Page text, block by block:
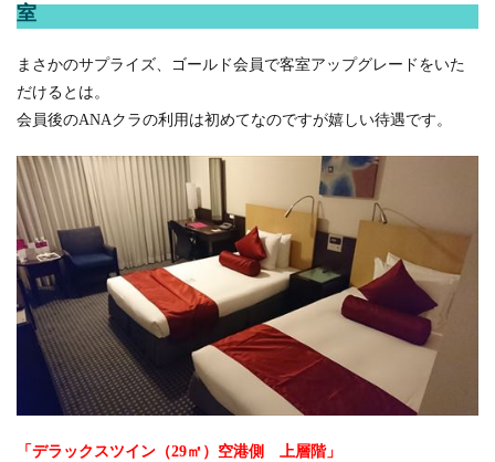
室
まさかのサプライズ、ゴールド会員で客室アップグレードをいた
だけるとは。
会員後のANAクラの利用は初めてなのですが嬉しい待遇です。
「デラックスツイン（29㎡）空港側 上層階」